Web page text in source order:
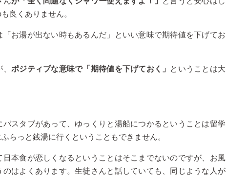
良くありません。
お湯が出ない時もあるんだ」といい意味で期待値を下げてお
、ポジティブな意味で「期待値を下げておく」 ということは大
スタブがあって、ゆっくりと湯船につかるということは留学
らっと銭湯に行くということもできません。
本食が恋しくなるということはそこまでないのですが、お風
はよくあります。生徒さんと話していても、同じような人が